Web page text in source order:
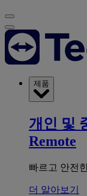
제품
개인 및
Remote
빠르고 안전
더 알아보기